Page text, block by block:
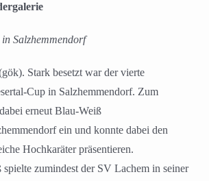
Salzhemmendorf
Stark besetzt war der vierte
Cup in Salzhemmendorf. Zum
erneut Blau-Weiß
ein und konnte dabei den
Hochkaräter präsentieren.
spielte zumindest der SV Lachem in seiner